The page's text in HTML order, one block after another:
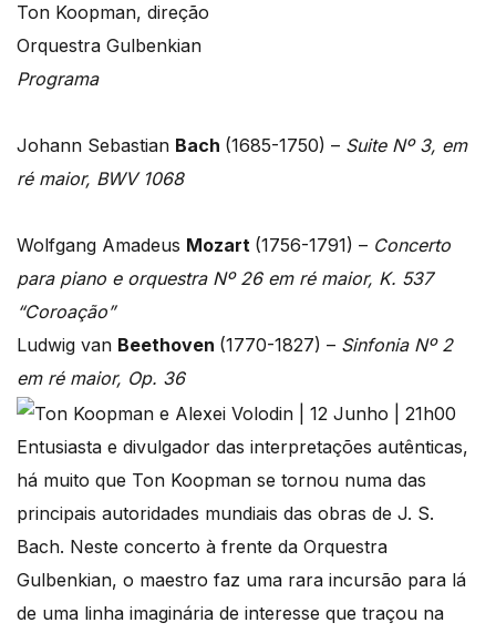
Ton Koopman, direção
Orquestra Gulbenkian
Programa
Johann Sebastian Bach (1685-1750) – Suite Nº 3, em
ré maior, BWV 1068
Wolfgang Amadeus Mozart (1756-1791) – Concerto
para piano e orquestra Nº 26 em ré maior, K. 537
“Coroação”
Ludwig van Beethoven (1770-1827) – Sinfonia Nº 2
em ré maior, Op. 36
Entusiasta e divulgador das interpretações autênticas,
há muito que Ton Koopman se tornou numa das
principais autoridades mundiais das obras de J. S.
Bach. Neste concerto à frente da Orquestra
Gulbenkian, o maestro faz uma rara incursão para lá
de uma linha imaginária de interesse que traçou na